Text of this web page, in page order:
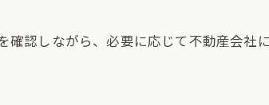
確認しながら、必要に応じて不動産会社